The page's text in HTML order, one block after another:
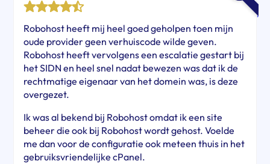
Robohost heeft mij heel goed geholpen toen mijn
oude provider geen verhuiscode wilde geven.
Robohost heeft vervolgens een escalatie gestart bij
het SIDN en heel snel nadat bewezen was dat ik de
rechtmatige eigenaar van het domein was, is deze
overgezet.
Ik was al bekend bij Robohost omdat ik een site
beheer die ook bij Robohost wordt gehost. Voelde
me dan voor de configuratie ook meteen thuis in het
gebruiksvriendelijke cPanel.